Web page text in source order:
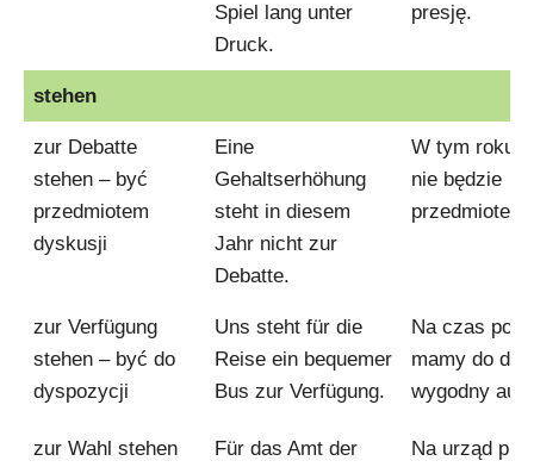
Spiel lang unter
Druck.
presję.
stehen
zur Debatte
stehen – być
przedmiotem
dyskusji
Eine
Gehaltserhöhung
steht in diesem
Jahr nicht zur
Debatte.
W tym roku
nie będzie
zur Verfügung
stehen – być do
dyspozycji
Uns steht für die
Reise ein bequemer
Bus zur Verfügung.
Na czas
mamy do
wygodny
zur Wahl stehen
Für das Amt der
Na urząd